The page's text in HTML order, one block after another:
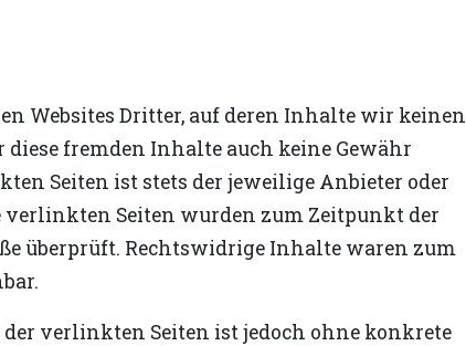
Websites Dritter, auf deren Inhalte wir keinen
fremden Inhalte auch keine Gewähr
Seiten ist stets der jeweilige Anbieter oder
Seiten wurden zum Zeitpunkt der
überprüft. Rechtswidrige Inhalte waren zum
verlinkten Seiten ist jedoch ohne konkrete